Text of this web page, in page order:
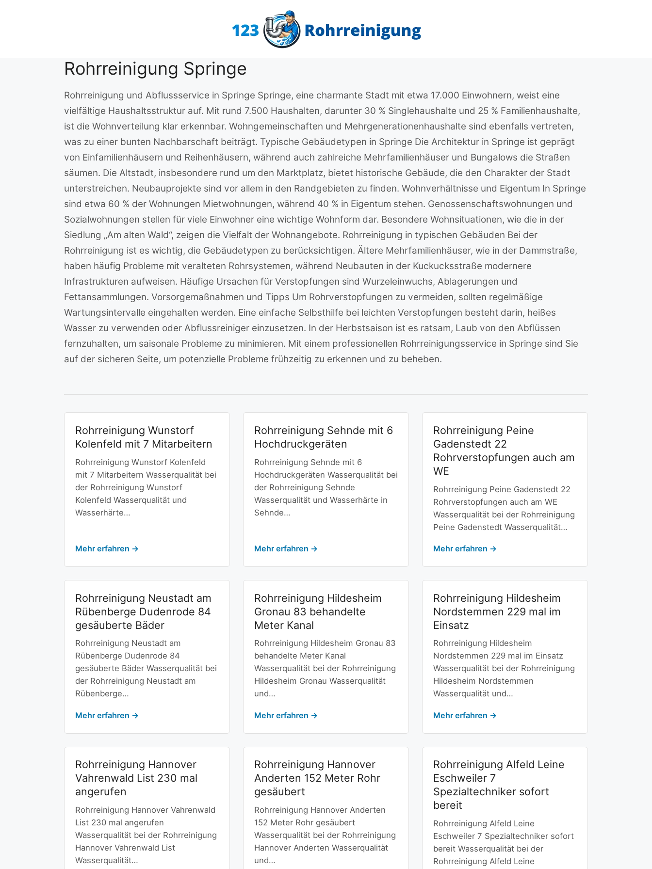
Rohrreinigung Springe
Rohrreinigung und Abflussservice in Springe Springe, eine charmante Stadt mit etwa 17.000 Einwohnern, weist eine
vielfältige Haushaltsstruktur auf. Mit rund 7.500 Haushalten, darunter 30 % Singlehaushalte und 25 % Familienhaushalte,
ist die Wohnverteilung klar erkennbar. Wohngemeinschaften und Mehrgenerationenhaushalte sind ebenfalls vertreten,
was zu einer bunten Nachbarschaft beiträgt. Typische Gebäudetypen in Springe Die Architektur in Springe ist geprägt
von Einfamilienhäusern und Reihenhäusern, während auch zahlreiche Mehrfamilienhäuser und Bungalows die Straßen
säumen. Die Altstadt, insbesondere rund um den Marktplatz, bietet historische Gebäude, die den Charakter der Stadt
unterstreichen. Neubauprojekte sind vor allem in den Randgebieten zu finden. Wohnverhältnisse und Eigentum In Springe
sind etwa 60 % der Wohnungen Mietwohnungen, während 40 % in Eigentum stehen. Genossenschaftswohnungen und
Sozialwohnungen stellen für viele Einwohner eine wichtige Wohnform dar. Besondere Wohnsituationen, wie die in der
Siedlung „Am alten Wald“, zeigen die Vielfalt der Wohnangebote. Rohrreinigung in typischen Gebäuden Bei der
Rohrreinigung ist es wichtig, die Gebäudetypen zu berücksichtigen. Ältere Mehrfamilienhäuser, wie in der Dammstraße,
haben häufig Probleme mit veralteten Rohrsystemen, während Neubauten in der Kuckucksstraße modernere
Infrastrukturen aufweisen. Häufige Ursachen für Verstopfungen sind Wurzeleinwuchs, Ablagerungen und
Fettansammlungen. Vorsorgemaßnahmen und Tipps Um Rohrverstopfungen zu vermeiden, sollten regelmäßige
Wartungsintervalle eingehalten werden. Eine einfache Selbsthilfe bei leichten Verstopfungen besteht darin, heißes
Wasser zu verwenden oder Abflussreiniger einzusetzen. In der Herbstsaison ist es ratsam, Laub von den Abflüssen
fernzuhalten, um saisonale Probleme zu minimieren. Mit einem professionellen Rohrreinigungsservice in Springe sind Sie
auf der sicheren Seite, um potenzielle Probleme frühzeitig zu erkennen und zu beheben.
Rohrreinigung Wunstorf
Kolenfeld mit 7 Mitarbeitern
Rohrreinigung Wunstorf Kolenfeld
mit 7 Mitarbeitern Wasserqualität bei
der Rohrreinigung Wunstorf
Kolenfeld Wasserqualität und
Wasserhärte…
Mehr erfahren →
Rohrreinigung Sehnde mit 6
Hochdruckgeräten
Rohrreinigung Sehnde mit 6
Hochdruckgeräten Wasserqualität bei
der Rohrreinigung Sehnde
Wasserqualität und Wasserhärte in
Sehnde…
Mehr erfahren →
Rohrreinigung Peine
Gadenstedt 22
Rohrverstopfungen auch am
WE
Rohrreinigung Peine Gadenstedt 22
Rohrverstopfungen auch am WE
Wasserqualität bei der Rohrreinigung
Peine Gadenstedt Wasserqualität…
Mehr erfahren →
Rohrreinigung Neustadt am
Rübenberge Dudenrode 84
gesäuberte Bäder
Rohrreinigung Neustadt am
Rübenberge Dudenrode 84
gesäuberte Bäder Wasserqualität bei
der Rohrreinigung Neustadt am
Rübenberge…
Mehr erfahren →
Rohrreinigung Hildesheim
Gronau 83 behandelte
Meter Kanal
Rohrreinigung Hildesheim Gronau 83
behandelte Meter Kanal
Wasserqualität bei der Rohrreinigung
Hildesheim Gronau Wasserqualität
und…
Mehr erfahren →
Rohrreinigung Hildesheim
Nordstemmen 229 mal im
Einsatz
Rohrreinigung Hildesheim
Nordstemmen 229 mal im Einsatz
Wasserqualität bei der Rohrreinigung
Hildesheim Nordstemmen
Wasserqualität und…
Mehr erfahren →
Rohrreinigung Hannover
Vahrenwald List 230 mal
angerufen
Rohrreinigung Hannover Vahrenwald
List 230 mal angerufen
Wasserqualität bei der Rohrreinigung
Hannover Vahrenwald List
Wasserqualität…
Rohrreinigung Hannover
Anderten 152 Meter Rohr
gesäubert
Rohrreinigung Hannover Anderten
152 Meter Rohr gesäubert
Wasserqualität bei der Rohrreinigung
Hannover Anderten Wasserqualität
und…
Rohrreinigung Alfeld Leine
Eschweiler 7
Spezialtechniker sofort
bereit
Rohrreinigung Alfeld Leine
Eschweiler 7 Spezialtechniker sofort
bereit Wasserqualität bei der
Rohrreinigung Alfeld Leine